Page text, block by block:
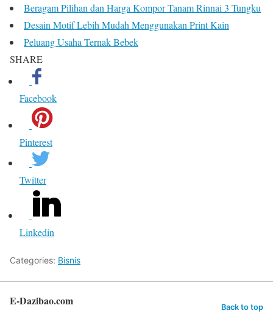
Beragam Pilihan dan Harga Kompor Tanam Rinnai 3 Tungku
Desain Motif Lebih Mudah Menggunakan Print Kain
Peluang Usaha Ternak Bebek
SHARE
Facebook
Pinterest
Twitter
Linkedin
Categories: Bisnis
E-Dazibao.com Back to top